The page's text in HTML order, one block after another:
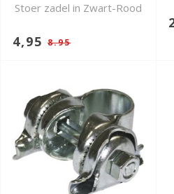
Stoer zadel in Zwart-Rood
4,95 8.95